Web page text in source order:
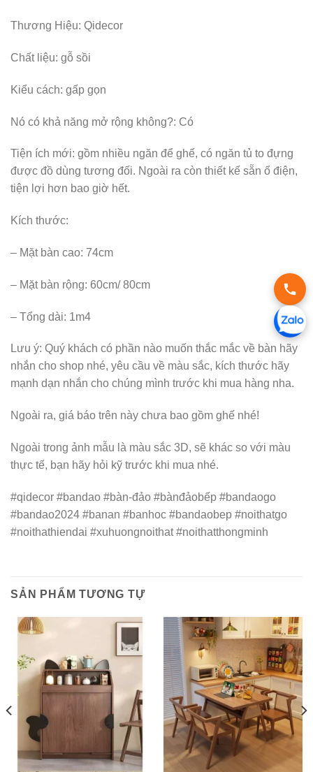
Thương Hiệu: Qidecor
Chất liệu: gỗ sồi
Kiểu cách: gấp gọn
Nó có khả năng mở rộng không?: Có
Tiện ích mới: gồm nhiều ngăn để ghế, có ngăn tủ to đựng
được đồ dùng tương đối. Ngoài ra còn thiết kế sẵn ổ điện,
tiện lợi hơn bao giờ hết.
Kích thước:
– Mặt bàn cao: 74cm
– Mặt bàn rộng: 60cm/ 80cm
– Tổng dài: 1m4
Lưu ý: Quý khách có phần nào muốn thắc mắc về bàn hãy
nhắn cho shop nhé, yêu cầu về màu sắc, kích thước hãy
mạnh dạn nhắn cho chúng mình trước khi mua hàng nha.
Ngoài ra, giá báo trên này chưa bao gồm ghế nhé!
Ngoài trong ảnh mẫu là màu sắc 3D, sẽ khác so với màu
thực tế, bạn hãy hỏi kỹ trước khi mua nhé.
#qidecor #bandao #bàn-đảo #bànđảobếp #bandaogo
#bandao2024 #banan #banhoc #bandaobep #noithatgo
#noithathiendai #xuhuongnoithat #noithatthongminh
SẢN PHẨM TƯƠNG TỰ